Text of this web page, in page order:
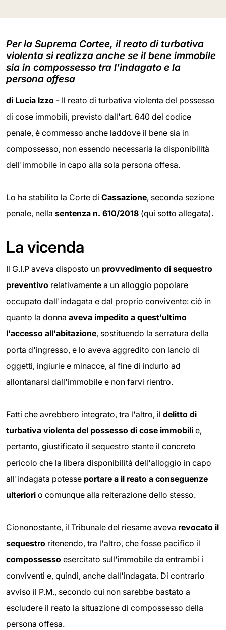
Per la Suprema Cortee, il reato di turbativa
violenta si realizza anche se il bene immobile
sia in compossesso tra l'indagato e la
persona offesa
di Lucia Izzo - Il reato di turbativa violenta del possesso
di cose immobili, previsto dall'art. 640 del codice
penale, è commesso anche laddove il bene sia in
compossesso, non essendo necessaria la disponibilità
dell'immobile in capo alla sola persona offesa.
Lo ha stabilito la Corte di Cassazione, seconda sezione
penale, nella sentenza n. 610/2018 (qui sotto allegata).
La vicenda
Il G.I.P aveva disposto un provvedimento di sequestro
preventivo relativamente a un alloggio popolare
occupato dall'indagata e dal proprio convivente: ciò in
quanto la donna aveva impedito a quest'ultimo
l'accesso all'abitazione, sostituendo la serratura della
porta d'ingresso, e lo aveva aggredito con lancio di
oggetti, ingiurie e minacce, al fine di indurlo ad
allontanarsi dall'immobile e non farvi rientro.
Fatti che avrebbero integrato, tra l'altro, il delitto di
turbativa violenta del possesso di cose immobili e,
pertanto, giustificato il sequestro stante il concreto
pericolo che la libera disponibilità dell'alloggio in capo
all'indagata potesse portare a il reato a conseguenze
ulteriori o comunque alla reiterazione dello stesso.
Ciononostante, il Tribunale del riesame aveva revocato il
sequestro ritenendo, tra l'altro, che fosse pacifico il
compossesso esercitato sull'immobile da entrambi i
conviventi e, quindi, anche dall'indagata. Di contrario
avviso il P.M., secondo cui non sarebbe bastato a
escludere il reato la situazione di compossesso della
persona offesa.